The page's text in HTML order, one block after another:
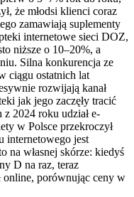
że młodsi klienci coraz
zamawiają suplementy
internetowe sieci DOZ,
niższe o 10–20%, a
Silna konkurencja ze
ciągu ostatnich lat
rozwijają kanał
jak jego zaczęły tracić
2024 roku udział e-
w Polsce przekroczył
internetowego jest
na własnej skórze: kiedyś
D na raz, teraz
online, porównując ceny w